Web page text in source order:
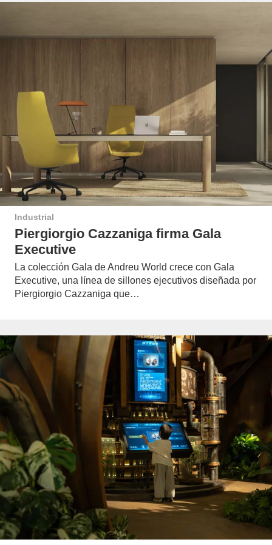
Industrial
Piergiorgio Cazzaniga firma Gala
Executive
La colección Gala de Andreu World crece con Gala
Executive, una línea de sillones ejecutivos diseñada por
Piergiorgio Cazzaniga que…